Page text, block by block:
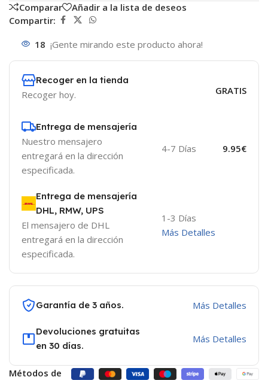
Comparar
Añadir a la lista de deseos
Compartir:
18 ¡Gente mirando este producto ahora!
Recoger en la tienda
Recoger hoy. GRATIS
Entrega de mensajería
Nuestro mensajero
entregará en la dirección
especificada.
4-7 Días 9.95€
Entrega de mensajería
DHL, RMW, UPS
El mensajero de DHL
entregará en la dirección
especificada.
1-3 Días
Más Detalles
Garantía de 3 años. Más Detalles
Devoluciones gratuitas
en 30 días.
Más Detalles
Métodos de